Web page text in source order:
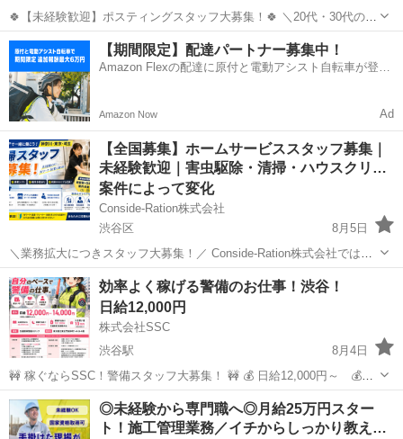
🍀【未経験歓迎】ポスティングスタッフ大募集！🍀 ＼20代・30代のレ
ギュラースタッフ募集中✨ ━━🔍 こんな方にピッタリ！ ・元気に歩く
のが好き ・外で体を動かす仕事がしたい ・自由シフトでプライベート
も充実させ...
東京 渋谷区 渋谷駅 軽作業 スタッフ
【期間限定】配達パートナー募集中！
Amazon Flexの配達に原付と電動アシスト自転車が登
Amazon Now Ad
【全国募集】ホームサービススタッフ募集｜
未経験歓迎｜害虫駆除・清掃・ハウスクリ…
案件によって変化
Conside-Ration株式会社
渋谷区
8月5日
＼業務拡大につきスタッフ大募集！／ Conside-Ration株式会社では、
神奈川・東京・埼玉エリアを中心に、清掃スタッフを募集していま
す！ 未経験の方でも安心してスタートできるよう、丁寧にサポートい
たします。...
東京 渋谷区 清掃 スタッフ
効率よく稼げる警備のお仕事！渋谷！
日給12,000円
株式会社SSC
渋谷駅
8月4日
🚧 稼ぐならSSC！警備スタッフ大募集！ 🚧 💰 日給12,000円～ 💰入
社祝い金10万円！！ *規定あり 💰 週払いOK！ ⏰ 平均実働5時間程
度！ ✨ 早く終わっても日給保証！ 🚗 渋谷駅徒歩5分！ 他多...
東京 渋谷区 渋谷駅 警備員
◎未経験から専門職へ◎月給25万円スター
ト！施工管理業務／イチからしっかり教え…